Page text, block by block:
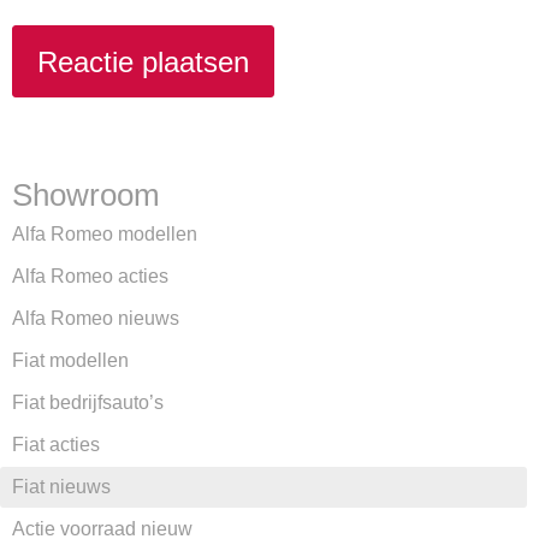
Showroom
Alfa Romeo modellen
Alfa Romeo acties
Alfa Romeo nieuws
Fiat modellen
Fiat bedrijfsauto’s
Fiat acties
Fiat nieuws
Actie voorraad nieuw